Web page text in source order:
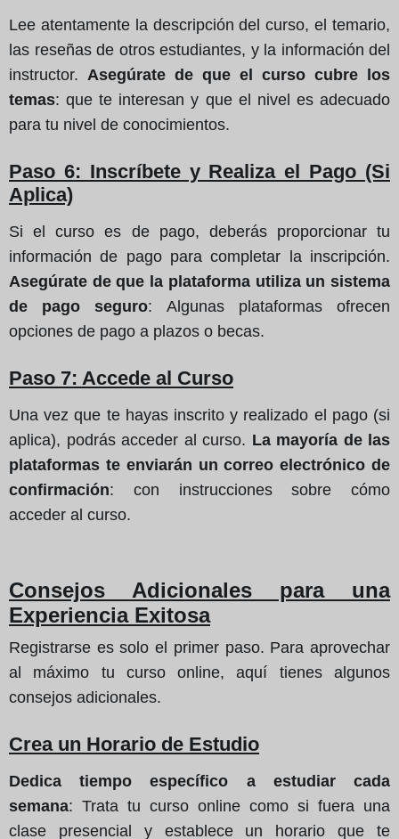
Lee atentamente la descripción del curso, el temario,
las reseñas de otros estudiantes, y la información del
instructor. Asegúrate de que el curso cubre los
temas: que te interesan y que el nivel es adecuado
para tu nivel de conocimientos.
Paso 6: Inscríbete y Realiza el Pago (Si
Aplica)
Si el curso es de pago, deberás proporcionar tu
información de pago para completar la inscripción.
Asegúrate de que la plataforma utiliza un sistema
de pago seguro: Algunas plataformas ofrecen
opciones de pago a plazos o becas.
Paso 7: Accede al Curso
Una vez que te hayas inscrito y realizado el pago (si
aplica), podrás acceder al curso. La mayoría de las
plataformas te enviarán un correo electrónico de
confirmación: con instrucciones sobre cómo
acceder al curso.
Consejos Adicionales para una
Experiencia Exitosa
Registrarse es solo el primer paso. Para aprovechar
al máximo tu curso online, aquí tienes algunos
consejos adicionales.
Crea un Horario de Estudio
Dedica tiempo específico a estudiar cada
semana: Trata tu curso online como si fuera una
clase presencial y establece un horario que te